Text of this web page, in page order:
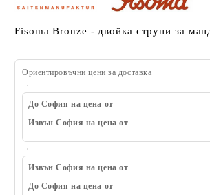
Fisoma Bronze - двойка струни за
Ориентировъчни цени за доставка
До София на цена от
Извън София на цена от
Извън София на цена от
До София на цена от